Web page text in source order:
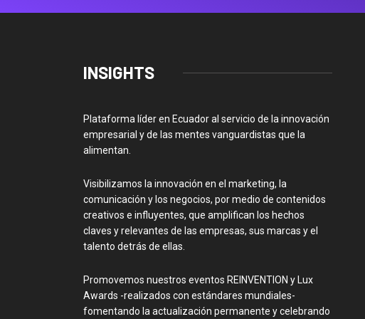
INSIGHTS
Plataforma líder en Ecuador al servicio de la innovación
empresarial y de las mentes vanguardistas que la
alimentan.
Visibilizamos la innovación en el marketing, la
comunicación y los negocios, por medio de contenidos
creativos e influyentes, que amplifican los hechos
claves y relevantes de las empresas, sus marcas y el
talento detrás de ellas.
Promovemos nuestros eventos REINVENTION y Lux
Awards -realizados con estándares mundiales-
fomentando la actualización permanente y celebrando